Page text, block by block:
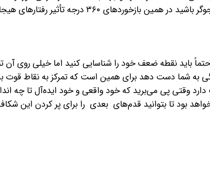
می‌پندارند در واقع اگر شما انسانی جستجوگر باشید در همین بازخوردهای ۳۶۰
باید نقطه ضعف خود را شناسایی کنید اما خیلی روی آن
شما دست دهد برای همین است که تمرکز به نقاط قوت
وقتی پی می‌برید که خود واقعی و خود ایده‌آل تا چه
بود تا بتوانید قدم‌های بعدی را برای پر کردن این